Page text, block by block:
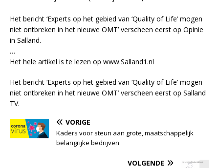
Het bericht ‘Experts op het gebied van ‘Quality of Life’ mogen
niet ontbreken in het nieuwe OMT’ verscheen eerst op Opinie
in Salland.
…
Het hele artikel is te lezen op www.Salland1.nl
Het bericht ‘Experts op het gebied van ‘Quality of Life’ mogen
niet ontbreken in het nieuwe OMT’ verscheen eerst op Salland
TV.
VORIGE
Kaders voor steun aan grote, maatschappelijk
belangrijke bedrijven
VOLGENDE